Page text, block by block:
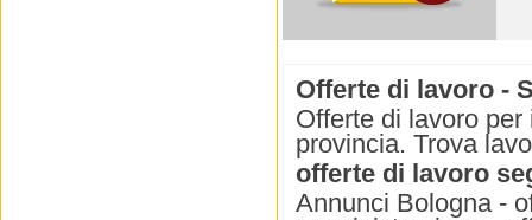
Offerte di lavoro -
Offerte di lavoro
provincia. Trova
offerte di lavoro
Annunci Bologna -